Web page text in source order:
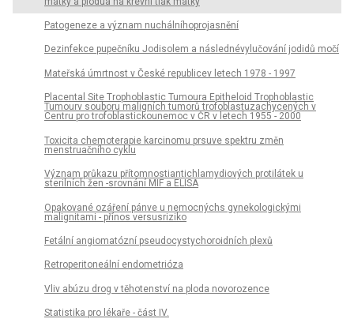
Patogeneze a význam nuchálníhoprojasnění
Dezinfekce pupečníku Jodisolem a následnévylučování jodidů močí
Mateřská úmrtnost v České republicev letech 1978 - 1997
Placental Site Trophoblastic Tumoura Epitheloid Trophoblastic
Tumourv souboru maligních tumorů trofoblastuzachycených v
Centru pro trofoblastickounemoc v ČR v letech 1955 - 2000
Toxicita chemoterapie karcinomu prsuve spektru změn
menstruačního cyklu
Význam průkazu přítomnostiantichlamydiových protilátek u
sterilních žen -srovnání MIF a ELISA
Opakované ozáření pánve u nemocnýchs gynekologickými
malignitami - přínos versusriziko
Fetální angiomatózní pseudocystychoroidních plexů
Retroperitoneální endometrióza
Vliv abúzu drog v těhotenství na ploda novorozence
Statistika pro lékaře - část IV.